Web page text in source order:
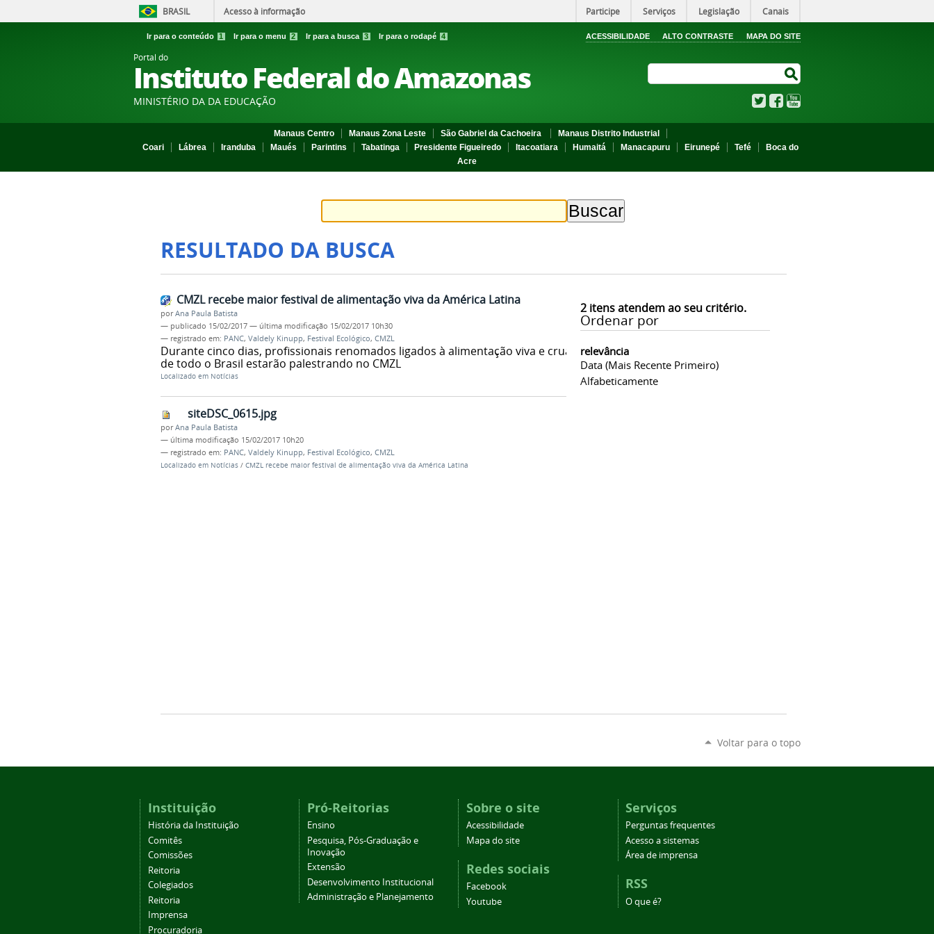
BRASIL Acesso à informação Participe Serviços Legislação Canais
Ir para o conteúdo 1 Ir para o menu 2 Ir para a busca 3 Ir para o rodapé 4 ACESSIBILIDADE ALTO CONTRASTE MAPA DO SITE
Portal do
Instituto Federal do Amazonas
MINISTÉRIO DA DA EDUCAÇÃO TwitterFacebook
Manaus Centro Manaus Zona Leste São Gabriel da Cachoeira
Manaus Distrito Industrial
Coari
Lábrea Iranduba Maués Parintins Tabatinga Presidente Figueiredo Itacoatiara Humaitá Manacapuru Eirunepé Tefé
Boca do
Acre
RESULTADO DA BUSCA
2itens atendem ao seu critério.
Ordenar por
relevância
Data (mais Recente Primeiro)
Alfabeticamente
CMZL recebe maior festival de alimentação viva da América Latina
porAna Paula Batista
— publicado 15/02/2017 — última modificação 15/02/2017 10h30
— registrado em: PANC, Valdely Kinupp, Festival Ecológico, CMZL
Durante cinco dias, profissionais renomados ligados à alimentação viva e crua
de todo o Brasil estarão palestrando no CMZL
Localizado em Notícias
siteDSC_0615.jpg
porAna Paula Batista
— última modificação 15/02/2017 10h20
— registrado em: PANC, Valdely Kinupp, Festival Ecológico, CMZL
Localizado em Notícias / CMZL recebe maior festival de alimentação viva da América Latina
Voltar para o topo
Instituição
História da Instituição
Comitês
Comissões
Reitoria
Colegiados
Reitoria
Imprensa
Procuradoria
Pró-Reitorias
Ensino
Pesquisa, Pós-Graduação e
Inovação
Extensão
Desenvolvimento Institucional
Administração e Planejamento
Sobre o site
Acessibilidade
Mapa do site
Redes sociais
Facebook
Youtube
Serviços
Perguntas frequentes
Acesso a sistemas
Área de imprensa
RSS
O que é?